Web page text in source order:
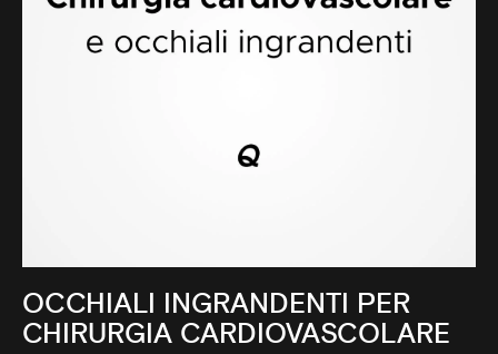
OCCHIALI INGRANDENTI PER
CHIRURGIA CARDIOVASCOLARE